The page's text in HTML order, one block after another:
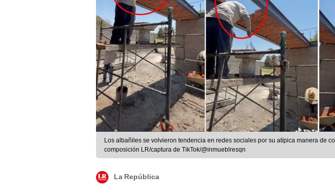
Los albañiles se volvieron tendencia en redes sociales por su atípica manera de
composición LR/captura de TikTok/@inmueblresqn
La República